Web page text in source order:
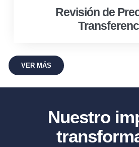
Revisión de
VER MÁS
Nuestro